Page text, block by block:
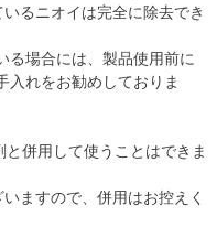
るニオイは完全に除去でき
る場合には、製品使用前に
入れをお勧めしておりま
併用して使うことはできま
ますので、併用はお控えく